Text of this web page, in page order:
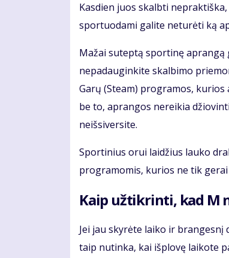
Kasdien juos skalbti
sportuodami galite neturėti ką
Mažai suteptą sportinę
nepadauginkite skalbimo
Garų (Steam) programos,
be to, aprangos nereikia
neišsiversite.
Sportinius orui laidžius lauko
programomis, kurios ne tik
Kaip užtikrinti, kad M
Jei jau skyrėte laiko ir
taip nutinka, kai išplovę laikote